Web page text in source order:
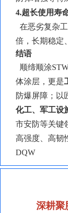
4.超长使用寿
在恶劣复杂
倍，长期稳定
结语
顺缔顺涂
体涂层，更是
防爆屏障；以
化工、军工设
市安防等关键
高强度、高韧
DQW
深耕聚